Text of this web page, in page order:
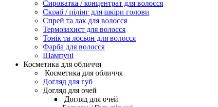
Сироватка / концентрат для волосся
Скраб / пілінг для шкіри голови
Спрей та лак для волосся
Термозахист для волосся
Тонік та лосьон для волосся
Фарба для волосся
Шампуні
Косметика для обличчя
Косметика для обличчя
Догляд для губ
Догляд для очей
Догляд для очей